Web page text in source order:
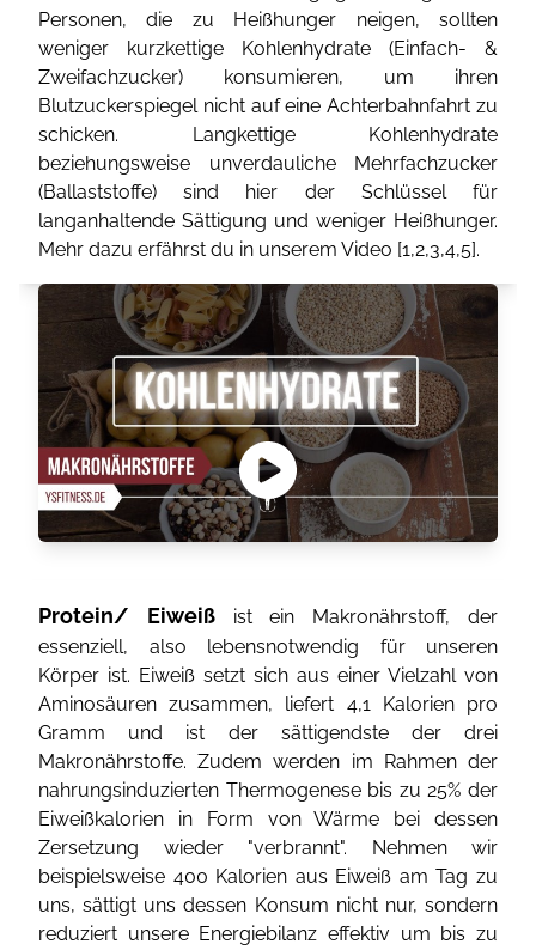
Personen, die zu Heißhunger neigen, sollten
weniger kurzkettige Kohlenhydrate (Einfach- &
Zweifachzucker) konsumieren, um ihren
Blutzuckerspiegel nicht auf eine Achterbahnfahrt zu
schicken. Langkettige Kohlenhydrate
beziehungsweise unverdauliche Mehrfachzucker
(Ballaststoffe) sind hier der Schlüssel für
langanhaltende Sättigung und weniger Heißhunger.
Mehr dazu erfährst du in unserem Video [1,2,3,4,5].
Protein/ Eiweißist ein Makronährstoff, der
essenziell, also lebensnotwendig für unseren
Körper ist. Eiweiß setzt sich aus einer Vielzahl von
Aminosäuren zusammen, liefert 4,1 Kalorien pro
Gramm und ist der sättigendste der drei
Makronährstoffe. Zudem werden im Rahmen der
nahrungsinduzierten Thermogenese bis zu 25% der
Eiweißkalorien in Form von Wärme bei dessen
Zersetzung wieder "verbrannt". Nehmen wir
beispielsweise 400 Kalorien aus Eiweiß am Tag zu
uns, sättigt uns dessen Konsum nicht nur, sondern
reduziert unsere Energiebilanz effektiv um bis zu